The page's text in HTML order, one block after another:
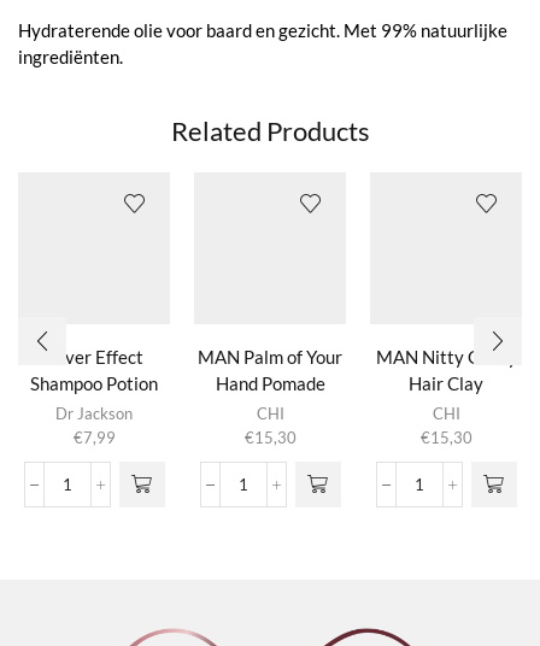
Hydraterende olie voor baard en gezicht. Met 99% natuurlijke
ingrediënten.
Related Products
Silver Effect
Shampoo Potion
4.0
Dr Jackson
€7,99
Silver
MAN Palm of Your
Hand Pomade
CHI
€15,30
MAN
MAN Nitty Gritty
Hair Clay
CHI
€15,30
MAN